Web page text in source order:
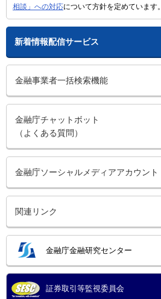
相談」への対応について方針を定めています。
新着情報配信サービス
金融事業者一括検索機能
金融庁チャットボット
（よくある質問）
金融庁ソーシャルメディアアカウント
関連リンク
金融庁金融研究センター
証券取引等監視委員会